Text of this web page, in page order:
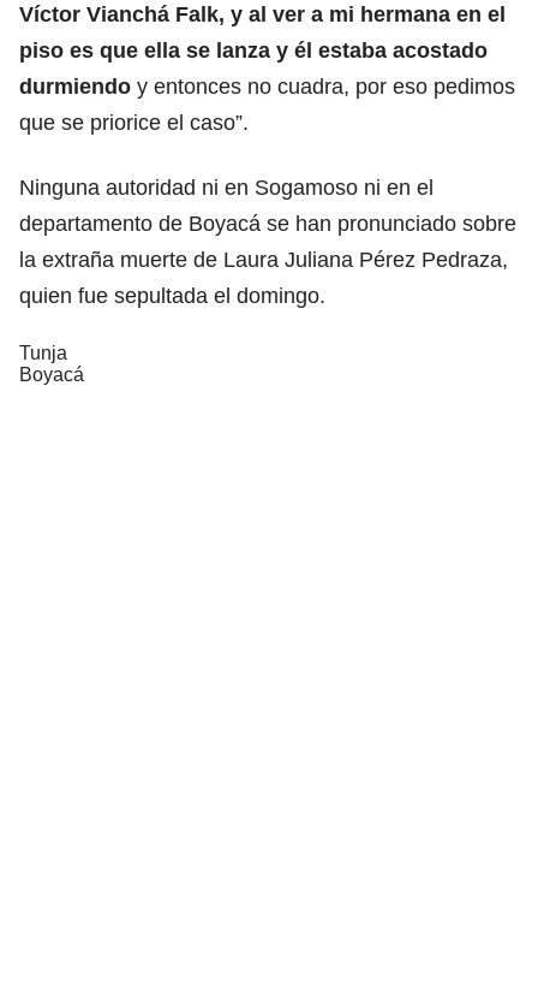
Víctor Vianchá Falk, y al ver a mi hermana en el
piso es que ella se lanza y él estaba acostado
durmiendo y entonces no cuadra, por eso pedimos
que se priorice el caso”.
Ninguna autoridad ni en Sogamoso ni en el
departamento de Boyacá se han pronunciado sobre
la extraña muerte de Laura Juliana Pérez Pedraza,
quien fue sepultada el domingo.
Tunja
Boyacá